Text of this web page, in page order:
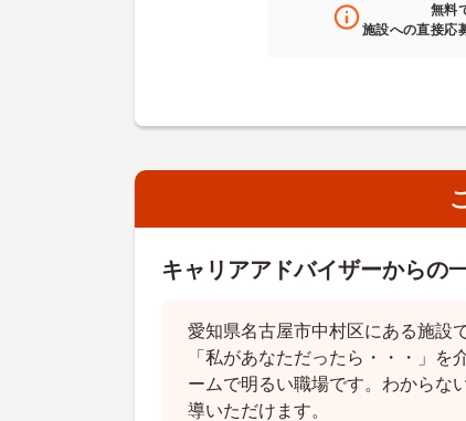
無料
施設への直接応
キャリアアドバイザーからの
愛知県名古屋市中村区にある施設で
「私があなただったら・・・」を
ームで明るい職場です。わからな
導いただけます。